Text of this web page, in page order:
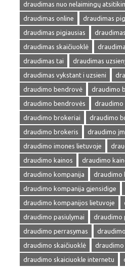
draudimas nuo nelaimingų
draudimas online
draudimas
draudimas pigiausias
draudimas skaičiuoklė
draudimas tai
draudimas
draudimas vykstant i uzsieni
draudimo bendrovė
draudimo
draudimo bendrovės
draudimo
draudimo brokeriai
draudimo
draudimo brokeris
draudimo
draudimo imones lietuvoje
draudimo kainos
draudimo
draudimo kompanija
draudimo
draudimo kompanija gjensidige
draudimo kompanijos lietuvoje
draudimo pasiulymai
draudimo
draudimo perrasymas
draudimo skaičiuoklė
draudimo
draudimo skaiciuokle internetu